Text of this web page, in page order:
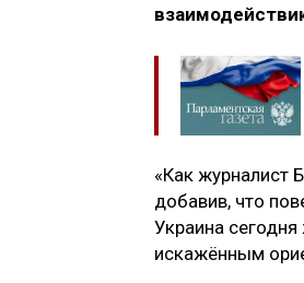
«Как журналист
добавив, что
Украина
искажённым